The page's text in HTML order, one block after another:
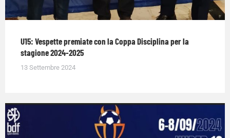
U15: Vespette premiate con la Coppa Disciplina per la
stagione 2024-2025
13 Settembre 2024